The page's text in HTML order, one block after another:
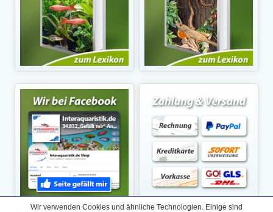
Wir verwenden Cookies und ähnliche Technologien. Einige sind